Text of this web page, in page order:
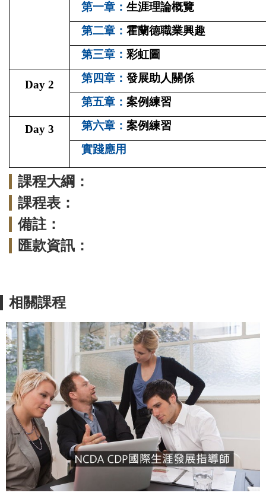
第一章： 生涯理論概覽
第二章： 霍蘭德職業興趣
第三章： 彩虹圖
Day 2
第四章： 發展助人關係
第五章： 案例練習
Day 3 第六章： 案例練習
實踐應用
課程大綱：
課程表：
備註：
匯款資訊：
相關課程